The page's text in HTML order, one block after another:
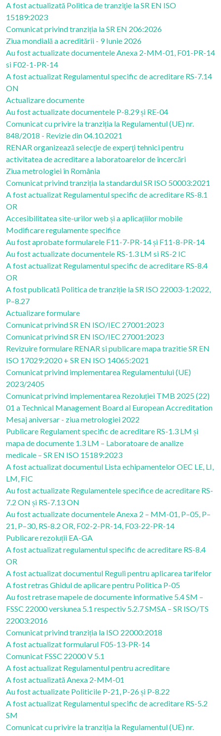
A fost actualizată Politica de tranziţie la SR EN ISO
15189:2023
Comunicat privind tranziția la SR EN 206:2026
Ziua mondială a acreditării - 9 Iunie 2026
Au fost actualizate documentele Anexa 2-MM-01, F01-PR-14
si F02-1-PR-14
A fost actualizat Regulamentul specific de acreditare RS-7.14
ON
Actualizare documente
Au fost actualizate documentele P-8.29 și RE-04
Comunicat cu privire la tranziția la Regulamentul (UE) nr.
848/2018 - Revizie din 04.10.2021
RENAR organizează selecţie de experţi tehnici pentru
activitatea de acreditare a laboratoarelor de încercări
Ziua metrologiei în România
Comunicat privind tranziția la standardul SR ISO 50003:2021
A fost actualizat Regulamentul specific de acreditare RS-8.1
OR
Accesibilitatea site-urilor web și a aplicațiilor mobile
Modificare regulamente specifice
Au fost aprobate formularele F11-7-PR-14 și F11-8-PR-14
Au fost actualizate documentele RS-1.3 LM si RS-2 IC
A fost actualizat Regulamentul specific de acreditare RS-8.4
OR
A fost publicată Politica de tranziție la SR ISO 22003-1:2022,
P–8.27
Actualizare formulare
Comunicat privind SR EN ISO/IEC 27001:2023
Comunicat privind SR EN ISO/IEC 27001:2023
Revizuire formulare RENAR si publicare mapa trazitie SR EN
ISO 17029:2020 + SR EN ISO 14065:2021
Comunicat privind implementarea Regulamentului (UE)
2023/2405
Comunicat privind implementarea Rezoluției TMB 2025 (22)
01 a Technical Management Board al European Accreditation
Mesaj aniversar - ziua metrologiei 2022
Publicare Regulament specific de acreditare RS-1.3 LM și
mapa de documente 1.3 LM – Laboratoare de analize
medicale – SR EN ISO 15189:2023
A fost actualizat documentul Lista echipamentelor OEC LE, LI,
LM, FIC
Au fost actualizate Regulamentele specifice de acreditare RS-
7.2 ON și RS-7.13 ON
Au fost actualizate documentele Anexa 2 – MM-01, P–05, P–
21, P–30, RS-8.2 OR, F02-2-PR-14, F03-22-PR-14
Publicare rezoluții EA-GA
A fost actualizat regulamentul specific de acreditare RS-8.4
OR
A fost actualizat documentul Reguli pentru aplicarea tarifelor
A fost retras Ghidul de aplicare pentru Politica P-05
Au fost retrase mapele de documente informative 5.4 SM –
FSSC 22000 versiunea 5.1 respectiv 5.2.7 SMSA – SR ISO/TS
22003:2016
Comunicat privind tranziția la ISO 22000:2018
A fost actualizat formularul F05-13-PR-14
Comunicat FSSC 22000 V 5.1
A fost actualizat Regulamentul pentru acreditare
A fost actualizată Anexa 2-MM-01
Au fost actualizate Politicile P-21, P-26 și P-8.22
A fost actualizat Regulamentul specific de acreditare RS-5.2
SM
Comunicat cu privire la tranziția la Regulamentul (UE) nr.